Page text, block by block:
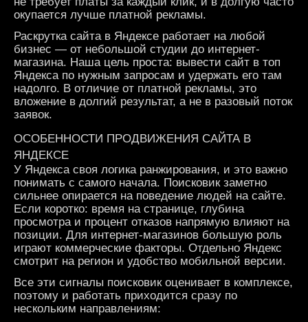
окупается лучше платной рекламы.
Раскрутка сайта в Яндексе работает на любой
бизнес — от небольшой студии до интернет-
магазина. Наша цель проста: вывести сайт в топ
Яндекса по нужным запросам и удержать его там
надолго. В отличие от платной рекламы, это
вложение в долгий результат, а не в разовый поток
заявок.
ОСОБЕННОСТИ ПРОДВИЖЕНИЯ САЙТА В
ЯНДЕКСЕ
У Яндекса своя логика ранжирования, и это важно
понимать с самого начала. Поисковик заметно
сильнее опирается на поведение людей на сайте.
Если коротко: время на странице, глубина
просмотра и процент отказов напрямую влияют на
позиции. Для интернет-магазинов большую роль
играют коммерческие факторы. Отдельно Яндекс
смотрит на регион и удобство мобильной версии.
Все эти сигналы поисковик оценивает в комплексе,
поэтому и работать приходится сразу по
нескольким направлениям: